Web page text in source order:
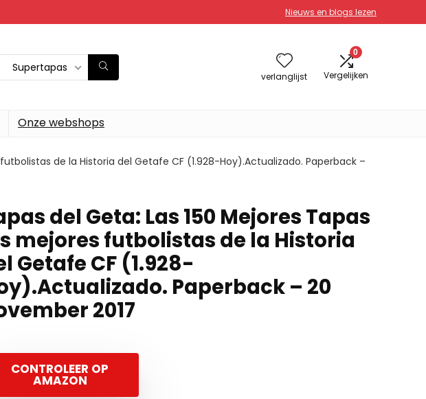
Nieuws en blogs lezen
Supertapas
verlanglijst
0
Vergelijken
Onze webshops
de la Historia del Getafe CF (1.928-Hoy).Actualizado. Paperback –
del Geta: Las 150 Mejores Tapas
mejores futbolistas de la Historia
Getafe CF (1.928-
Paperback – 20
2017
CONTROLEER OP
AMAZON